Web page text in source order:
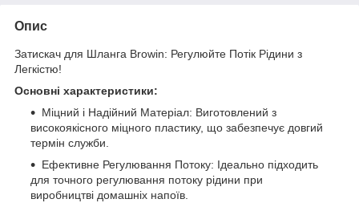
Опис
Затискач для Шланга Browin: Регулюйте Потік Рідини з
Легкістю!
Основні характеристики:
Міцний і Надійний Матеріал: Виготовлений з
високоякісного міцного пластику, що забезпечує довгий
термін служби.
Ефективне Регулювання Потоку: Ідеально підходить
для точного регулювання потоку рідини при
виробництві домашніх напоїв.